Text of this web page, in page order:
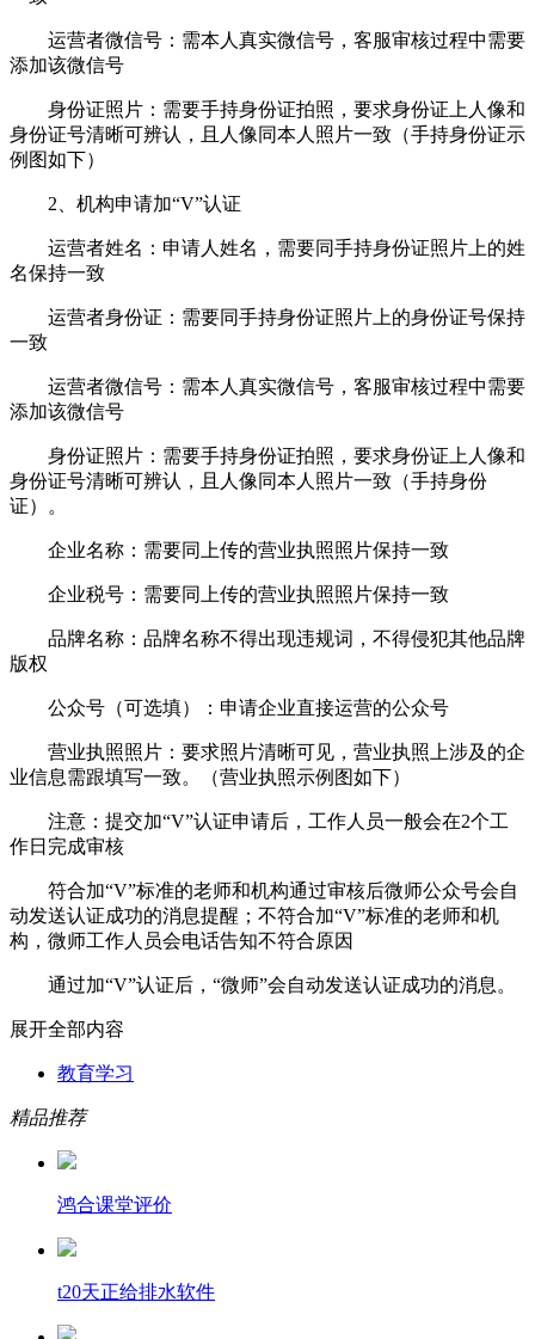
运营者微信号：需本人真实微信号，客服审核过程中需要
添加该微信号
身份证照片：需要手持身份证拍照，要求身份证上人像和
身份证号清晰可辨认，且人像同本人照片一致（手持身份证示
例图如下）
2、机构申请加“V”认证
运营者姓名：申请人姓名，需要同手持身份证照片上的姓
名保持一致
运营者身份证：需要同手持身份证照片上的身份证号保持
一致
运营者微信号：需本人真实微信号，客服审核过程中需要
添加该微信号
身份证照片：需要手持身份证拍照，要求身份证上人像和
身份证号清晰可辨认，且人像同本人照片一致（手持身份
证）。
企业名称：需要同上传的营业执照照片保持一致
企业税号：需要同上传的营业执照照片保持一致
品牌名称：品牌名称不得出现违规词，不得侵犯其他品牌
版权
公众号（可选填）：申请企业直接运营的公众号
营业执照照片：要求照片清晰可见，营业执照上涉及的企
业信息需跟填写一致。（营业执照示例图如下）
注意：提交加“V”认证申请后，工作人员一般会在2个工
作日完成审核
符合加“V”标准的老师和机构通过审核后微师公众号会自
动发送认证成功的消息提醒；不符合加“V”标准的老师和机
构，微师工作人员会电话告知不符合原因
通过加“V”认证后，“微师”会自动发送认证成功的消息。
展开全部内容
教育学习
精品推荐
鸿合课堂评价
t20天正给排水软件